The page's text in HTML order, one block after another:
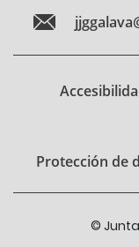
Protección de
©